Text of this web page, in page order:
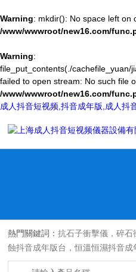
Warning: mkdir(): No space left on
/www/wwwroot/new16.com/
Warning:
file_put_contents(./cachefile_yuan/
failed to open stream: No such file
/www/wwwroot/new16.com/
成人抖音短视频,抖音成年版,成人抖
熱門關鍵詞：抗石子衝擊儀，碎
蝕抖音成年版台，恒溫恒濕抖音
耐氣候老化抖音成年版箱,氙燈老